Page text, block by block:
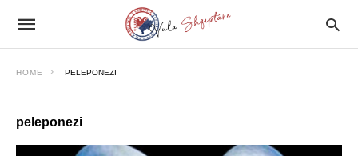
HOME PELEPONEZI
peleponezi